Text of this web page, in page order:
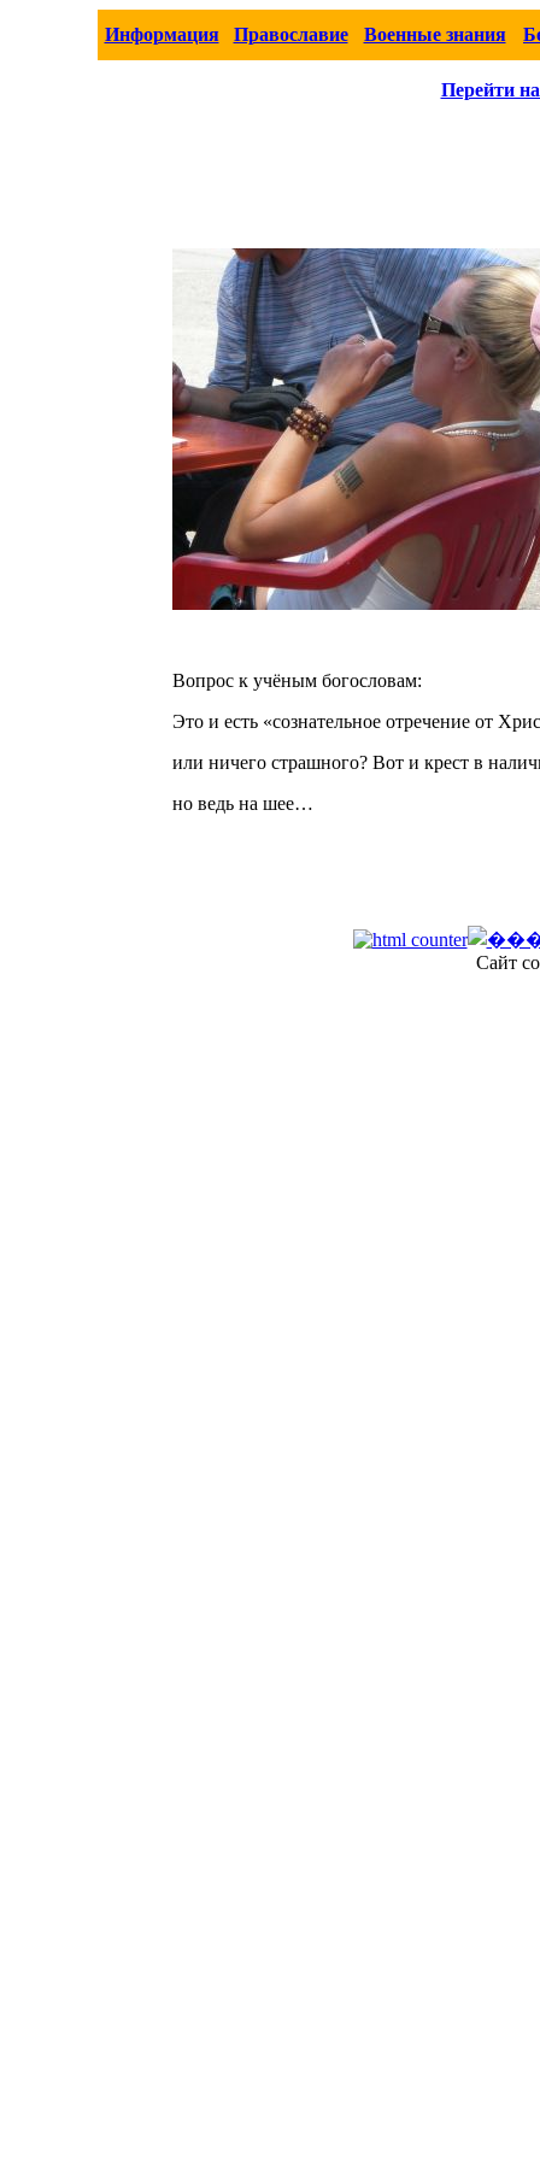
Информация Православие Военные знания
Перейти
Вопрос к учёным богословам:
Это и есть «сознательное отречение от
или ничего страшного? Вот и крест в
но ведь на шее…
Сайт